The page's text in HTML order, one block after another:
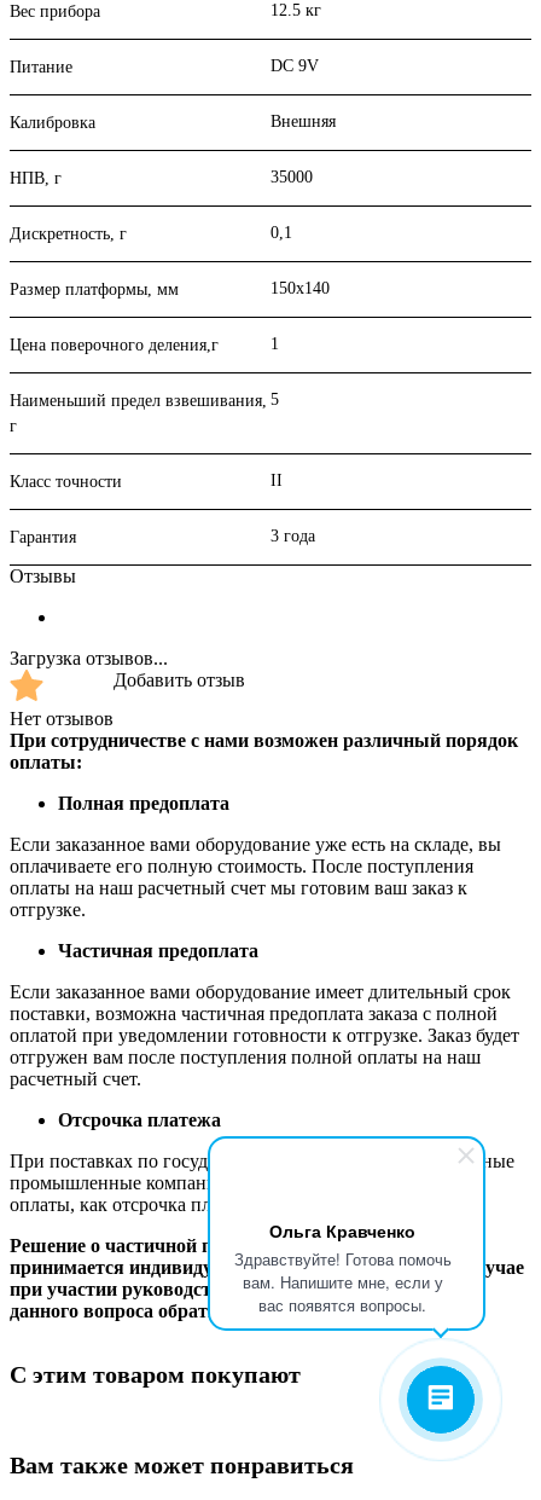
Ольга Кравченко
Здравствуйте! Готова помочь
вам. Напишите мне, если у
вас появятся вопросы.
Вес прибора 12.5 кг
Питание DC 9V
Калибровка Внешняя
НПВ, г 35000
Дискретность, г 0,1
Размер платформы, мм 150x140
Цена поверочного деления,г 1
Наименьший предел взвешивания,
г
5
Класс точности II
Гарантия 3 года
Отзывы
Загрузка отзывов...
Нет отзывов
Добавить отзыв
При сотрудничестве с нами возможен различный порядок
оплаты:
Полная предоплата
Если заказанное вами оборудование уже есть на складе, вы
оплачиваете его полную стоимость. После поступления
оплаты на наш расчетный счет мы готовим ваш заказ к
отгрузке.
Частичная предоплата
Если заказанное вами оборудование имеет длительный срок
поставки, возможна частичная предоплата заказа с полной
оплатой при уведомлении готовности к отгрузке. Заказ будет
отгружен вам после поступления полной оплаты на наш
расчетный счет.
Отсрочка платежа
При поставках по государственным контрактам и в крупные
промышленные компании мы практикуем такую форму
оплаты, как отсрочка платежа.
Решение о частичной предоплате и отсрочке платежа
принимается индивидуально в каждом конкретном случае
при участии руководства компании. Для обсуждения
данного вопроса обратитесь к вашему менеджеру.
С этим товаром покупают
Вам также может понравиться